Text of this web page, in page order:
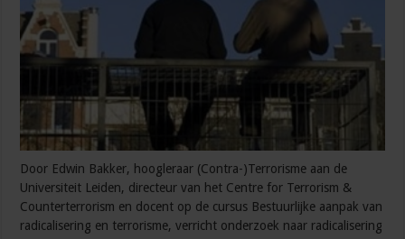
Door Edwin Bakker, hoogleraar (Contra-)Terrorisme aan de
Universiteit Leiden, directeur van het Centre for Terrorism &
Counterterrorism en docent op de cursus Bestuurlijke aanpak van
radicalisering en terrorisme, verricht onderzoek naar radicalisering